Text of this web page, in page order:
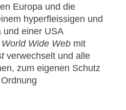
Europa und die
hyperfleissigen und
und einer USA
World Wide Webmit
verwechselt und alle
zum eigenen Schutz